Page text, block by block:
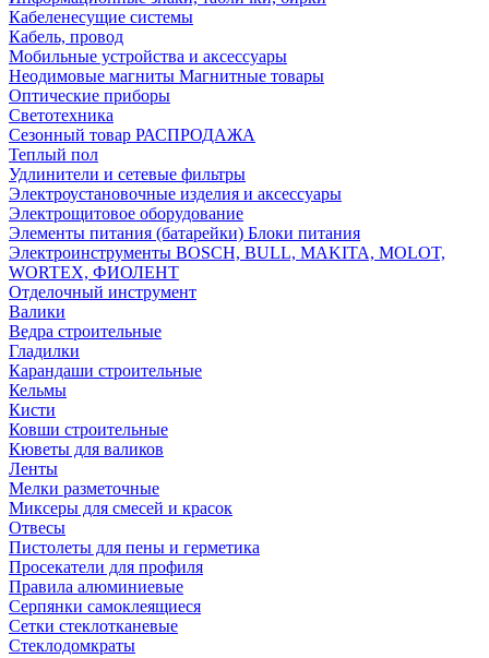
Кабеленесущие системы
Кабель, провод
Мобильные устройства и аксессуары
Неодимовые магниты Магнитные товары
Оптические приборы
Светотехника
Сезонный товар РАСПРОДАЖА
Теплый пол
Удлинители и сетевые фильтры
Электроустановочные изделия и аксессуары
Электрощитовое оборудование
Элементы питания (батарейки) Блоки питания
Электроинструменты BOSCH, BULL, MAKITA, MOLOT,
WORTEX, ФИОЛЕНТ
Отделочный инструмент
Валики
Ведра строительные
Гладилки
Карандаши строительные
Кельмы
Кисти
Ковши строительные
Кюветы для валиков
Ленты
Мелки разметочные
Миксеры для смесей и красок
Отвесы
Пистолеты для пены и герметика
Просекатели для профиля
Правила алюминиевые
Серпянки самоклеящиеся
Сетки стеклотканевые
Стеклодомкраты